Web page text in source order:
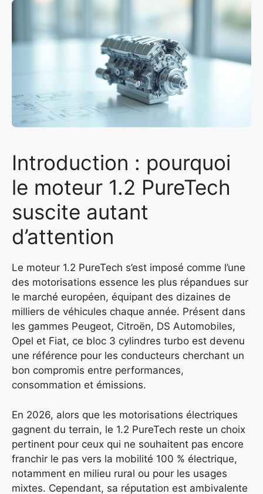
Introduction : pourquoi
le moteur 1.2 PureTech
suscite autant
d’attention
Le moteur 1.2 PureTech s’est imposé comme l’une
des motorisations essence les plus répandues sur
le marché européen, équipant des dizaines de
milliers de véhicules chaque année. Présent dans
les gammes Peugeot, Citroën, DS Automobiles,
Opel et Fiat, ce bloc 3 cylindres turbo est devenu
une référence pour les conducteurs cherchant un
bon compromis entre performances,
consommation et émissions.
En 2026, alors que les motorisations électriques
gagnent du terrain, le 1.2 PureTech reste un choix
pertinent pour ceux qui ne souhaitent pas encore
franchir le pas vers la mobilité 100 % électrique,
notamment en milieu rural ou pour les usages
mixtes. Cependant, sa réputation est ambivalente